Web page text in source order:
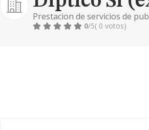
Prestacion de servicios de
prensa, radio, tv, propaganda
0/5( 0 votos)